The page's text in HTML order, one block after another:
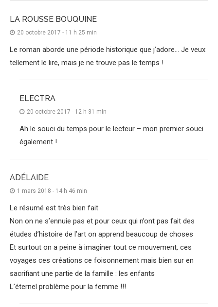
LA ROUSSE BOUQUINE
20 octobre 2017 - 11 h 25 min
Le roman aborde une période historique que j’adore… Je veux
tellement le lire, mais je ne trouve pas le temps !
ELECTRA
20 octobre 2017 - 12 h 31 min
Ah le souci du temps pour le lecteur – mon premier souci
également !
ADÉLAIDE
1 mars 2018 - 14 h 46 min
Le résumé est très bien fait
Non on ne s’ennuie pas et pour ceux qui n’ont pas fait des
études d’histoire de l’art on apprend beaucoup de choses
Et surtout on a peine à imaginer tout ce mouvement, ces
voyages ces créations ce foisonnement mais bien sur en
sacrifiant une partie de la famille : les enfants
L’éternel problème pour la femme !!!